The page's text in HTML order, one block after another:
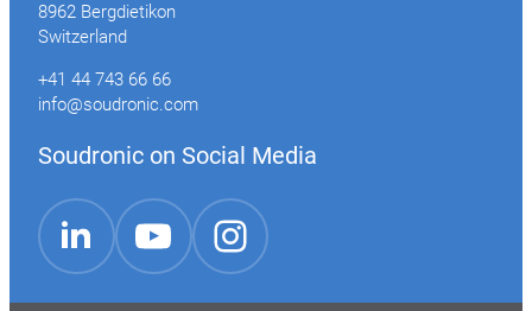
8962 Bergdietikon
Switzerland
+41 44 743 66 66
info@soudronic.com
Soudronic on Social Media
LinkedIn
YouTube Instagram